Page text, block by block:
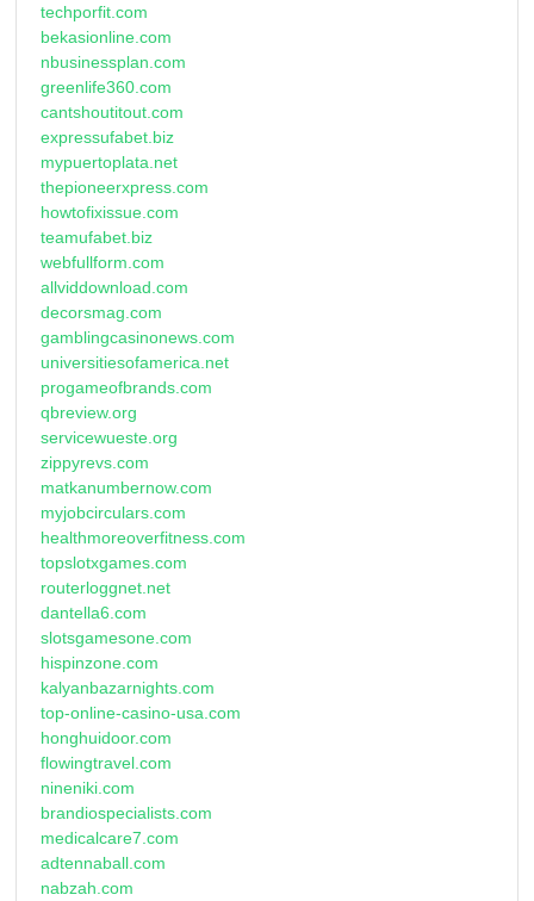
techporfit.com
bekasionline.com
nbusinessplan.com
greenlife360.com
cantshoutitout.com
expressufabet.biz
mypuertoplata.net
thepioneerxpress.com
howtofixissue.com
teamufabet.biz
webfullform.com
allviddownload.com
decorsmag.com
gamblingcasinonews.com
universitiesofamerica.net
progameofbrands.com
qbreview.org
servicewueste.org
zippyrevs.com
matkanumbernow.com
myjobcirculars.com
healthmoreoverfitness.com
topslotxgames.com
routerloggnet.net
dantella6.com
slotsgamesone.com
hispinzone.com
kalyanbazarnights.com
top-online-casino-usa.com
honghuidoor.com
flowingtravel.com
nineniki.com
brandiospecialists.com
medicalcare7.com
adtennaball.com
nabzah.com